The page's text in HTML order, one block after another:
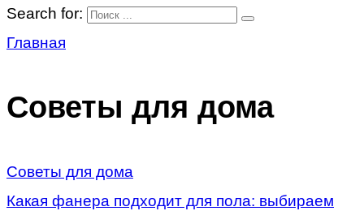
Search for:
Главная
Советы для дома
Советы для дома
Какая фанера подходит для пола: выбираем